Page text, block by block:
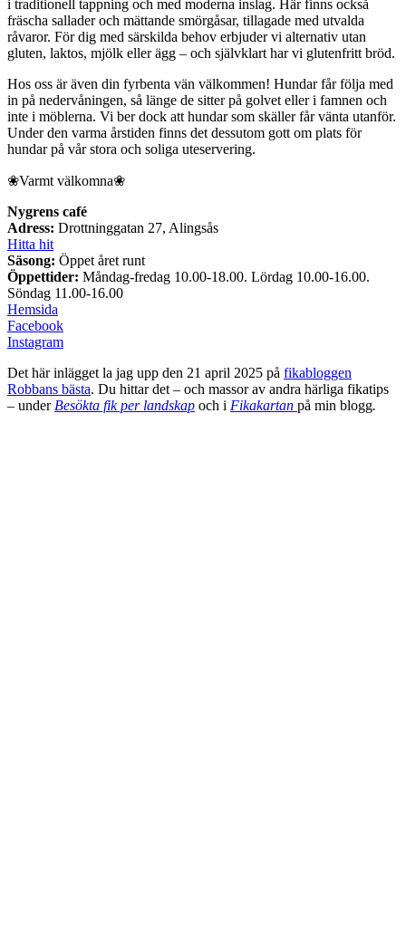
i traditionell tappning och med moderna inslag. Här finns också
fräscha sallader och mättande smörgåsar, tillagade med utvalda
råvaror. För dig med särskilda behov erbjuder vi alternativ utan
gluten, laktos, mjölk eller ägg – och självklart har vi glutenfritt bröd.
Hos oss är även din fyrbenta vän välkommen! Hundar får följa med
in på nedervåningen, så länge de sitter på golvet eller i famnen och
inte i möblerna. Vi ber dock att hundar som skäller får vänta utanför.
Under den varma årstiden finns det dessutom gott om plats för
hundar på vår stora och soliga uteservering.
❀Varmt välkomna❀
Nygrens café
Adress: Drottninggatan 27, Alingsås
Hitta hit
Säsong: Öppet året runt
Öppettider: Måndag-fredag 10.00-18.00. Lördag 10.00-16.00.
Söndag 11.00-16.00
Hemsida
Facebook
Instagram
Det här inlägget la jag upp den 21 april 2025 på fikabloggen
Robbans bästa. Du hittar det – och massor av andra härliga fikatips
– under Besökta fik per landskap och i Fikakartan på min blogg.